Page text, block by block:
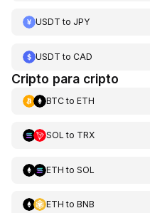
USDT to JPY
USDT to CAD
Cripto para cripto
BTCto ETH
SOL to TRX
ETH to SOL
ETH to BNB